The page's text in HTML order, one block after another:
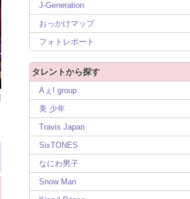
J-Generation
おっかけマップ
フォトレポート
タレントから探す
Aぇ! group
美 少年
Travis Japan
SixTONES
なにわ男子
Snow Man